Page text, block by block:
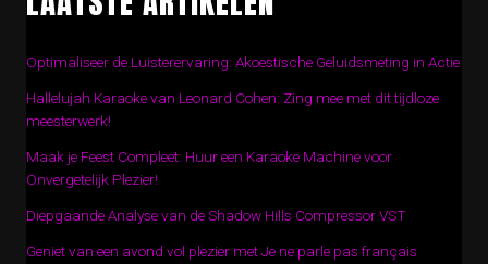
Optimaliseer de Luisterervaring: Akoestische Geluidsmeting in Actie
Hallelujah Karaoke van Leonard Cohen: Zing mee met dit tijdloze
meesterwerk!
Maak je Feest Compleet: Huur een Karaoke Machine voor
Onvergetelijk Plezier!
Diepgaande Analyse van de Shadow Hills Compressor VST
Geniet van een avond vol plezier met Je ne parle pas français